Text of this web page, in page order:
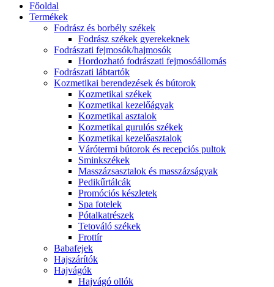
Főoldal
Termékek
Fodrász és borbély székek
Fodrász székek gyerekeknek
Fodrászati fejmosók/hajmosók
Hordozható fodrászati fejmosóállomás
Fodrászati lábtartók
Kozmetikai berendezések és bútorok
Kozmetikai székek
Kozmetikai kezelőágyak
Kozmetikai asztalok
Kozmetikai gurulós székek
Kozmetikai kezelőasztalok
Várótermi bútorok és recepciós pultok
Sminkszékek
Masszázsasztalok és masszázságyak
Pedikűrtálcák
Promóciós készletek
Spa fotelek
Pótalkatrészek
Tetováló székek
Frottír
Babafejek
Hajszárítók
Hajvágók
Hajvágó ollók